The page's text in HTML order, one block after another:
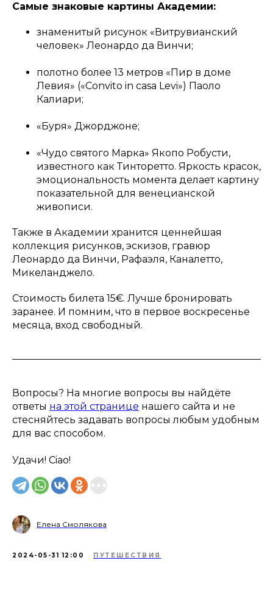
Самые знаковые картины Академии:
знаменитый рисунок «Витрувианский
человек» Леонардо да Винчи;
полотно более 13 метров «Пир в доме
Левия» («Convito in casa Levi») Паоло
Калиари;
«Буря» Джорджоне;
«Чудо святого Марка» Якопо Робусти,
известного как Тинторетто. Яркость красок,
эмоциональность момента делает картину
показательной для венецианской
живописи.
Также в Академии хранится ценнейшая
коллекция рисунков, эскизов, гравюр
Леонардо да Винчи, Рафаэля, Каналетто,
Микеланджело.
Стоимость билета 15€. Лучше бронировать
заранее. И помним, что в первое воскресенье
месяца, вход свободный.
Вопросы? На многие вопросы вы найдёте
ответы на этой странице нашего сайта и не
стесняйтесь задавать вопросы любым удобным
для вас способом.
Удачи! Ciao!
Елена Смолякова
2024-05-31 12:00 ПУТЕШЕСТВИЯ